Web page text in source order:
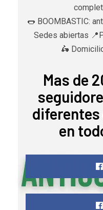
🌭 BOOMBASTIC:
Sedes abiertas
🛵
Mas de
en